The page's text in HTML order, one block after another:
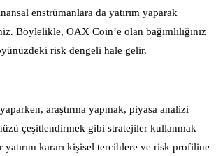
enstrümanlara da yatırım yaparak
Böylelikle, OAX Coin’e olan bağımlılığınız
risk dengeli hale gelir.
araştırma yapmak, piyasa analizi
çeşitlendirmek gibi stratejiler kullanmak
kararı kişisel tercihlere ve risk profiline